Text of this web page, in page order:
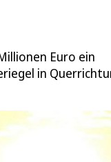
Euro ein
in